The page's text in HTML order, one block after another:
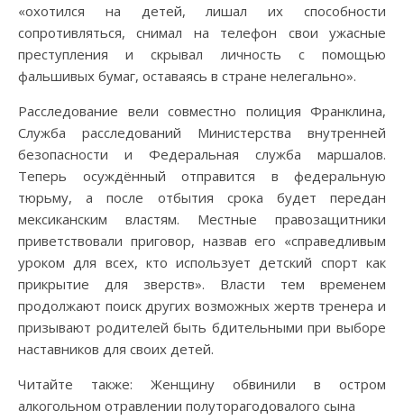
«охотился на детей, лишал их способности
сопротивляться, снимал на телефон свои ужасные
преступления и скрывал личность с помощью
фальшивых бумаг, оставаясь в стране нелегально».
Расследование вели совместно полиция Франклина,
Служба расследований Министерства внутренней
безопасности и Федеральная служба маршалов.
Теперь осуждённый отправится в федеральную
тюрьму, а после отбытия срока будет передан
мексиканским властям. Местные правозащитники
приветствовали приговор, назвав его «справедливым
уроком для всех, кто использует детский спорт как
прикрытие для зверств». Власти тем временем
продолжают поиск других возможных жертв тренера и
призывают родителей быть бдительными при выборе
наставников для своих детей.
Читайте также: Женщину обвинили в остром
алкогольном отравлении полуторагодовалого сына